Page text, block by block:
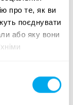
про те, як ви
поєднувати
або яку вони
або
лопата», що
важку
моделлю,
Maatori